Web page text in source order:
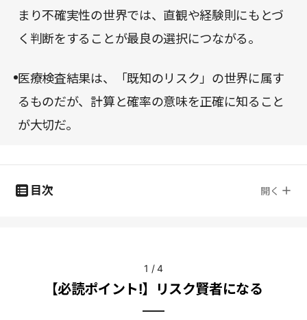
まり不確実性の世界では、直観や経験則にもとづ
く判断をすることが最良の選択につながる。
医療検査結果は、「既知のリスク」の世界に属す
るものだが、計算と確率の意味を正確に知ること
が大切だ。
目次 開く
1 /4
【必読ポイント!】リスク賢者になる